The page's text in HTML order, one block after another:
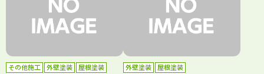
その他施工 外壁塗装 屋根塗装 外壁塗装 屋根塗装